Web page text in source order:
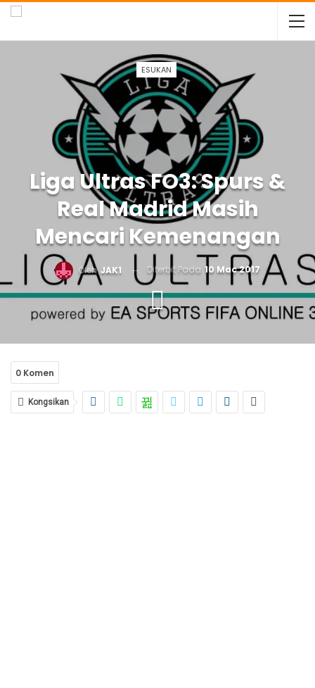
ESUKAN
Liga Ultras FO3: Spurs &
Real Madrid Masih
Mencari Kemenangan
OlehJAK1 Diterbit Pada 10 Mac 2017
0 Komen
Kongsikan